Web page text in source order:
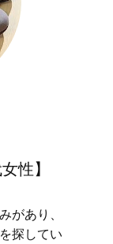
性】
があり、
探してい